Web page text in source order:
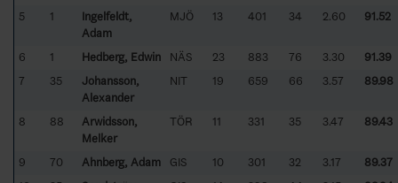
5
1
Ingelfeldt,
Adam
MJÖ 13 401 34 2.60 91.52
6 1 Hedberg, Edwin NÄS 23 883 76 3.30
91.39
7
35
Johansson,
Alexander
NIT 19 659 66 3.57 89.98
8 88
Arwidsson,
Melker
TÖR 11 331 35 3.47 89.43
9 70 Ahnberg, Adam GIS 10 301 32 3.17
89.37